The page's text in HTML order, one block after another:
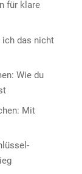
für klare
ich das nicht
Wie du
Mit